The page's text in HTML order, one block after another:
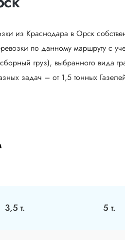
из Краснодара в Орск
по данному маршруту с
груз), выбранного вида
задач – от 1,5 тонных
3,5 т. 5 т.